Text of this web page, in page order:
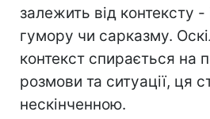
залежить від контексту -
гумору чи сарказму.
контекст спирається на
розмови та ситуації, ця
нескінченною.